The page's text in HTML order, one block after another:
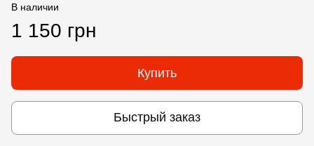
В наличии
1 150 грн
Купить
Быстрый заказ